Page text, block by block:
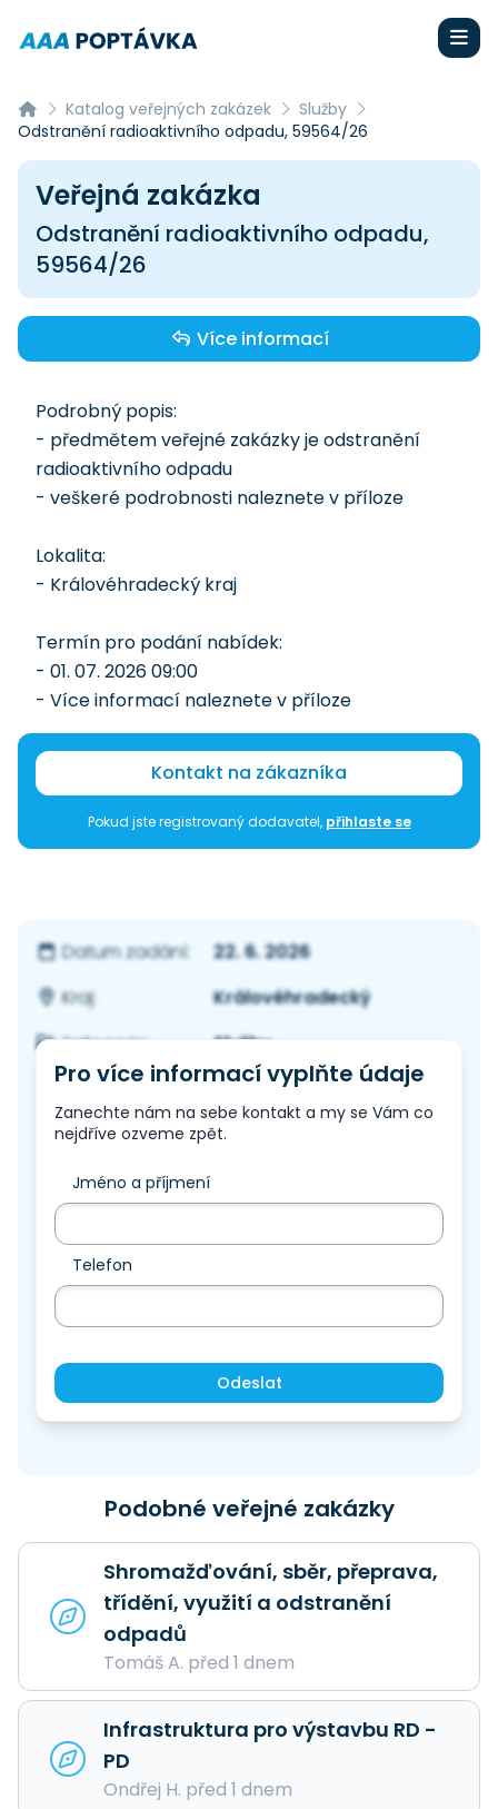
Katalog veřejných zakázek
Služby
Odstranění radioaktivního odpadu, 59564/26
Veřejná zakázka
Odstranění radioaktivního odpadu,
59564/26
Více informací
Podrobný popis:
- předmětem veřejné zakázky je odstranění
radioaktivního odpadu
- veškeré podrobnosti naleznete v příloze
Lokalita:
- Královéhradecký kraj
Termín pro podání nabídek:
- 01. 07. 2026 09:00
- Více informací naleznete v příloze
Kontakt na zákazníka
Pokud jste registrovaný dodavatel, přihlaste se
Datum zadání:
22. 6. 2026
Kraj:
Královéhradecký
Kategorie:
Služby
Pro více informací vyplňte údaje
Zanechte nám na sebe kontakt a my se Vám co
nejdříve ozveme zpět.
Jméno a příjmení
Telefon
Odeslat
Podobné veřejné zakázky
Shromažďování, sběr, přeprava,
třídění, využití a odstranění
odpadů
Tomáš A. před 1 dnem
Infrastruktura pro výstavbu RD -
PD
Ondřej H. před 1 dnem